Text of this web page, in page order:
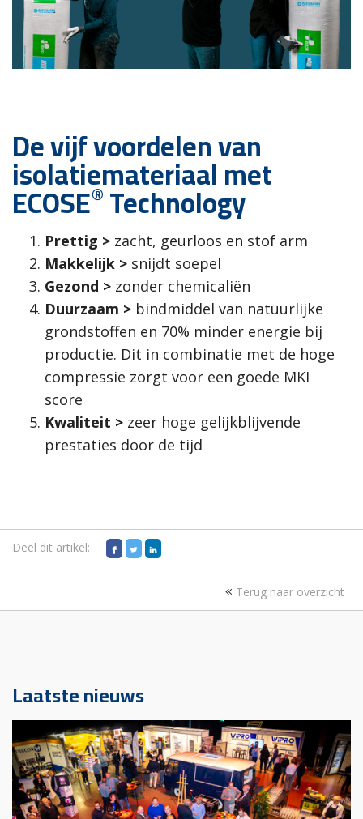
De vijf voordelen van
isolatiemateriaal met
ECOSE®Technology
Prettig > zacht, geurloos en stof arm
Makkelijk > snijdt soepel
Gezond > zonder chemicaliën
Duurzaam > bindmiddel van natuurlijke
grondstoffen en 70% minder energie bij
productie. Dit in combinatie met de hoge
compressie zorgt voor een goede MKI
score
Kwaliteit > zeer hoge gelijkblijvende
prestaties door de tijd
Deel dit artikel:
Terug naar overzicht
Laatste nieuws